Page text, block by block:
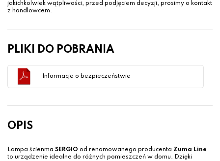
jakichkolwiek wątpliwości, przed podjęciem decyzji, prosimy o kontakt
z handlowcem.
PLIKI DO POBRANIA
Informacje o bezpieczeństwie
OPIS
Lampa ścienma SERGIO od renomowanego producenta Zuma Line
to urządzenie idealne do różnych pomieszczeń w domu. Dzięki